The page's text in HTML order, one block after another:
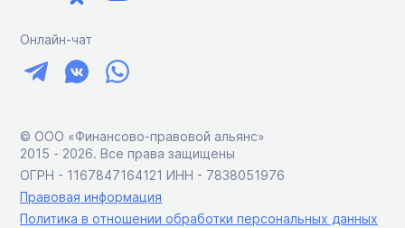
Онлайн-чат
© ООО «Финансово-правовой альянс»
2015 ‑ 2026. Все права защищены
ОГРН - 1167847164121 ИНН - 7838051976
Правовая информация
Политика в отношении обработки персональных данных